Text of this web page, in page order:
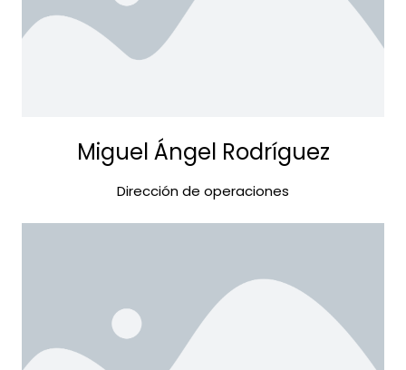
Miguel Ángel Rodríguez
Dirección de operaciones